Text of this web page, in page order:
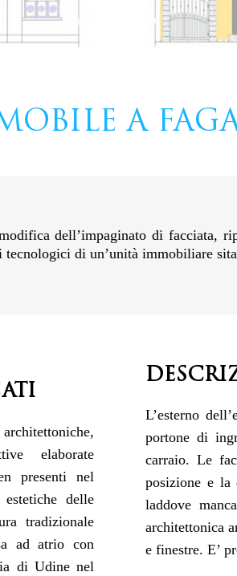
A
dell’impaginato di facciata,
di un’unità immobiliare sita
elaborate
presenti nel
delle
tradizionale
ad atrio con
di Udine nel
L’esterno
portone di
carraio. Le
posizione e la
laddove
architettonica
e finestre. E’